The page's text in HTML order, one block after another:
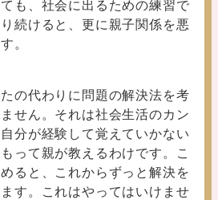
も、社会に出るための練習で
続けると、更に親子関係を悪
。
の代わりに問題の解決法を考
せん。それは社会生活のカン
分が経験して覚えていかない
って親が教えるわけです。こ
ると、これからずっと解決を
す。これはやってはいけませ